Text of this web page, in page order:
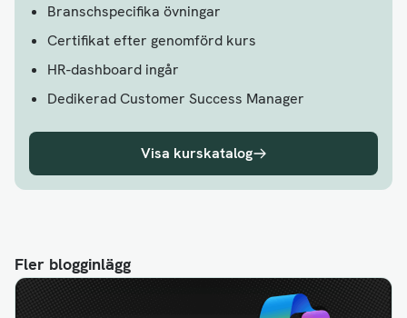
Branschspecifika övningar
Certifikat efter genomförd kurs
HR-dashboard ingår
Dedikerad Customer Success Manager
Visa kurskatalog
Fler blogginlägg